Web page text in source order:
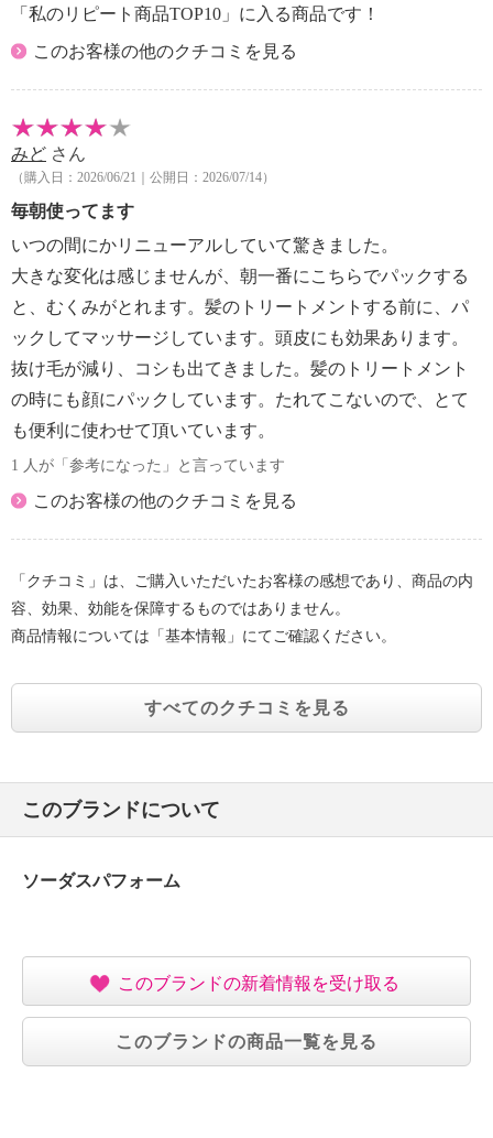
「私のリピート商品TOP10」に入る商品です！
このお客様の他のクチコミを見る
みど さん
（購入日：2026/06/21｜公開日：2026/07/14）
毎朝使ってます
いつの間にかリニューアルしていて驚きました。
大きな変化は感じませんが、朝一番にこちらでパックする
と、むくみがとれます。髪のトリートメントする前に、パ
ックしてマッサージしています。頭皮にも効果あります。
抜け毛が減り、コシも出てきました。髪のトリートメント
の時にも顔にパックしています。たれてこないので、とて
も便利に使わせて頂いています。
1 人が「参考になった」と言っています
このお客様の他のクチコミを見る
「クチコミ」は、ご購入いただいたお客様の感想であり、商品の内
容、効果、効能を保障するものではありません。
商品情報については「基本情報」にてご確認ください。
すべてのクチコミを見る
このブランドについて
ソーダスパフォーム
このブランドの新着情報を受け取る
このブランドの商品一覧を見る